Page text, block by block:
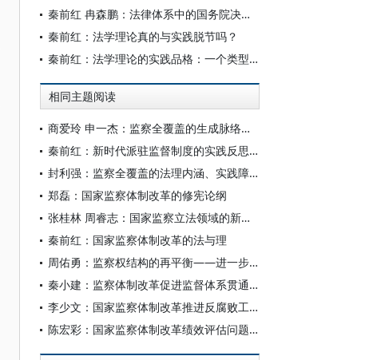
秦前红 冉森鹏：法律体系中的国务院决定：类型、性质与制度化
秦前红：法学理论真的与实践脱节吗？
秦前红：法学理论的实践品格：一个类型化分析
相同主题阅读
商爱玲 申一杰：监察全覆盖的生成脉络、思想意蕴与制度完善
秦前红：新时代派驻监督制度的实践反思及体系完善
封利强：监察全覆盖的法理内涵、实践障碍与完善路径
郑磊：国家监察体制改革的修宪论纲
张桂林 周睿志：国家监察立法领域的新命题
秦前红：国家监察体制改革的法与理
周佑勇：监察权结构的再平衡——进一步深化国家监察体制改革的法治逻辑
秦小建：监察体制改革促进监督体系贯通的逻辑与路径
李少文：国家监察体制改革推进反腐败工作法治化
陈宏彩：国家监察体制改革绩效评估问题探析